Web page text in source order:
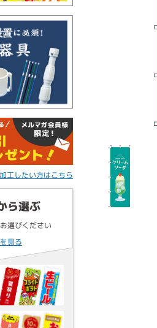
工したい方はこちら
ら選ぶ
選びください
見る